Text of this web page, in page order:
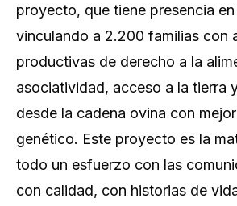
proyecto, que tiene presencia
vinculando a 2.200 familias con
productivas de derecho a la
asociatividad, acceso a la tierra
desde la cadena ovina con
genético. Este proyecto es la
todo un esfuerzo con las
con calidad, con historias de